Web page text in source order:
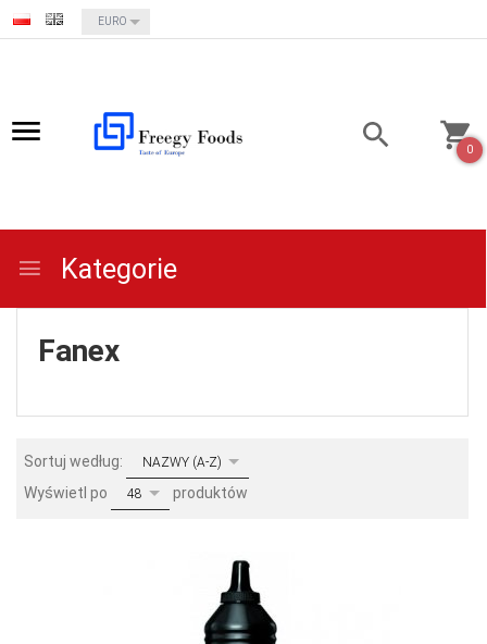
currency_h
EURO
0
Kategorie
Fanex
Sortuj według: sortNAZWY (A-Z)
Wyświetl po pop48 produktów